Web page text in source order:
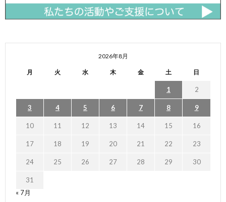
2026年8月
月 火 水 木 金 土 日
1 2
3 4 5 6 7 8 9
10 11 12 13 14 15 16
17 18 19 20 21 22 23
24 25 26 27 28 29 30
31
« 7月